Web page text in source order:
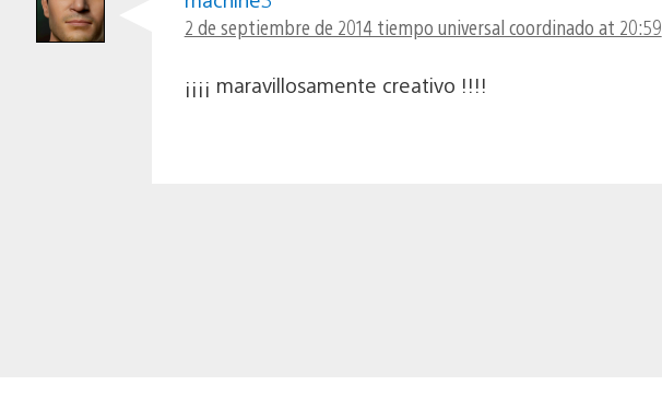
2 de septiembre de 2014 tiempo universal coordinado at 20:59
¡¡¡¡ maravillosamente creativo !!!!